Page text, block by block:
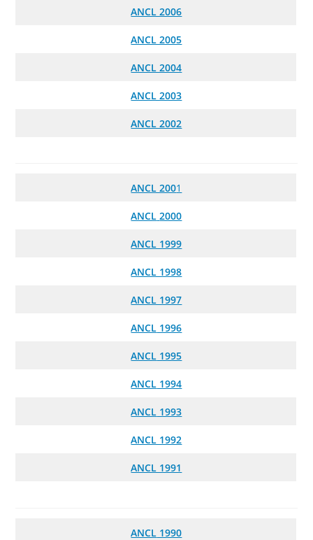
ANCL 2006
ANCL 2005
ANCL 2004
ANCL 2003
ANCL 2002
ANCL 2001
ANCL 2000
ANCL 1999
ANCL 1998
ANCL 1997
ANCL 1996
ANCL 1995
ANCL 1994
ANCL 1993
ANCL 1992
ANCL 1991
ANCL 1990